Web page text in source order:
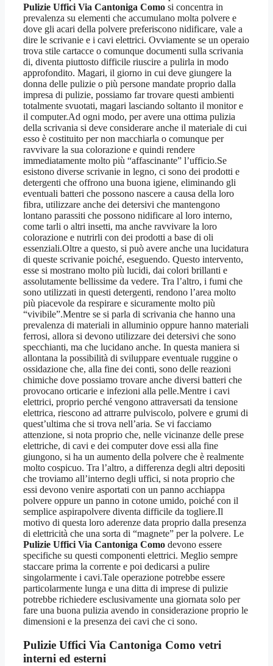
Pulizie Uffici Via Cantoniga Como si concentra in
prevalenza su elementi che accumulano molta polvere e
dove gli acari della polvere preferiscono nidificare, vale a
dire le scrivanie e i cavi elettrici. Ovviamente se un operaio
trova stile cartacce o comunque documenti sulla scrivania
di, diventa piuttosto difficile riuscire a pulirla in modo
approfondito. Magari, il giorno in cui deve giungere la
donna delle pulizie o più persone mandate proprio dalla
impresa di pulizie, possiamo far trovare questi ambienti
totalmente svuotati, magari lasciando soltanto il monitor e
il computer.Ad ogni modo, per avere una ottima pulizia
della scrivania si deve considerare anche il materiale di cui
esso è costituito per non macchiarla o comunque per
ravvivare la sua colorazione e quindi rendere
immediatamente molto più “affascinante” l’ufficio.Se
esistono diverse scrivanie in legno, ci sono dei prodotti e
detergenti che offrono una buona igiene, eliminando gli
eventuali batteri che possono nascere a causa della loro
fibra, utilizzare anche dei detersivi che mantengono
lontano parassiti che possono nidificare al loro interno,
come tarli o altri insetti, ma anche ravvivare la loro
colorazione e nutrirli con dei prodotti a base di oli
essenziali.Oltre a questo, si può avere anche una lucidatura
di queste scrivanie poiché, eseguendo. Questo intervento,
esse si mostrano molto più lucidi, dai colori brillanti e
assolutamente bellissime da vedere. Tra l’altro, i fumi che
sono utilizzati in questi detergenti, rendono l’area molto
più piacevole da respirare e sicuramente molto più
“vivibile”.Mentre se si parla di scrivania che hanno una
prevalenza di materiali in alluminio oppure hanno materiali
ferrosi, allora si devono utilizzare dei detersivi che sono
specchianti, ma che lucidano anche. In questa maniera si
allontana la possibilità di sviluppare eventuale ruggine o
ossidazione che, alla fine dei conti, sono delle reazioni
chimiche dove possiamo trovare anche diversi batteri che
provocano orticarie e infezioni alla pelle.Mentre i cavi
elettrici, proprio perché vengono attraversati da tensione
elettrica, riescono ad attrarre pulviscolo, polvere e grumi di
quest’ultima che si trova nell’aria. Se vi facciamo
attenzione, si nota proprio che, nelle vicinanze delle prese
elettriche, di cavi e dei computer dove essi alla fine
giungono, si ha un aumento della polvere che è realmente
molto cospicuo. Tra l’altro, a differenza degli altri depositi
che troviamo all’interno degli uffici, si nota proprio che
essi devono venire asportati con un panno acchiappa
polvere oppure un panno in cotone umido, poiché con il
semplice aspirapolvere diventa difficile da togliere.Il
motivo di questa loro aderenze data proprio dalla presenza
di elettricità che una sorta di “magnete” per la polvere. Le
Pulizie Uffici Via Cantoniga Como devono essere
specifiche su questi componenti elettrici. Meglio sempre
staccare prima la corrente e poi dedicarsi a pulire
singolarmente i cavi.Tale operazione potrebbe essere
particolarmente lunga e una ditta di imprese di pulizie
potrebbe richiedere esclusivamente una giornata solo per
fare una buona pulizia avendo in considerazione proprio le
dimensioni e la presenza dei cavi che ci sono.
Pulizie Uffici Via Cantoniga Como vetri
interni ed esterni